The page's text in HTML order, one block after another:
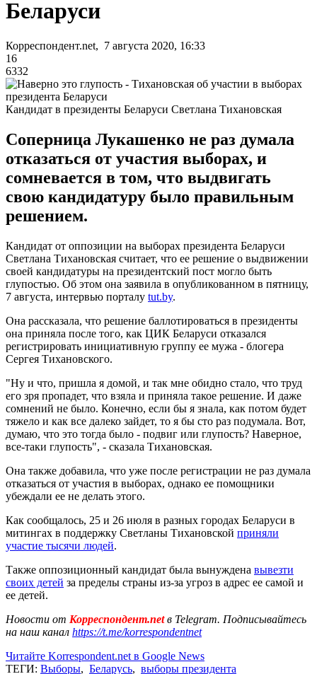
Беларуси
Корреспондент.net, 7 августа 2020, 16:33
16
6332
Кандидат в президенты Беларуси Светлана Тихановская
Соперница Лукашенко не раз думала
отказаться от участия выборах, и
сомневается в том, что выдвигать
свою кандидатуру было правильным
решением.
Кандидат от оппозиции на выборах президента Беларуси
Светлана Тихановская считает, что ее решение о выдвижении
своей кандидатуры на президентский пост могло быть
глупостью. Об этом она заявила в опубликованном в пятницу,
7 августа, интервью порталу tut.by.
Она рассказала, что решение баллотироваться в президенты
она приняла после того, как ЦИК Беларуси отказался
регистрировать инициативную группу ее мужа - блогера
Сергея Тихановского.
"Ну и что, пришла я домой, и так мне обидно стало, что труд
его зря пропадет, что взяла и приняла такое решение. И даже
сомнений не было. Конечно, если бы я знала, как потом будет
тяжело и как все далеко зайдет, то я бы сто раз подумала. Вот,
думаю, что это тогда было - подвиг или глупость? Наверное,
все-таки глупость", - сказала Тихановская.
Она также добавила, что уже после регистрации не раз думала
отказаться от участия в выборах, однако ее помощники
убеждали ее не делать этого.
Как сообщалось, 25 и 26 июля в разных городах Беларуси в
митингах в поддержку Светланы Тихановской приняли
участие тысячи людей.
Также оппозиционный кандидат была вынуждена вывезти
своих детей за пределы страны из-за угроз в адрес ее самой и
ее детей.
Новости от Корреспондент.netв Telegram. Подписывайтесь
на наш канал https://t.me/korrespondentnet
Читайте Korrespondent.net в Google News
ТЕГИ: Выборы, Беларусь, выборы президента